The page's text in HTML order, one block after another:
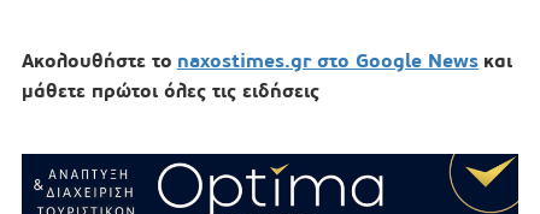
Ακολουθήστε το naxostimes.gr στο Google News και
μάθετε πρώτοι όλες τις ειδήσεις